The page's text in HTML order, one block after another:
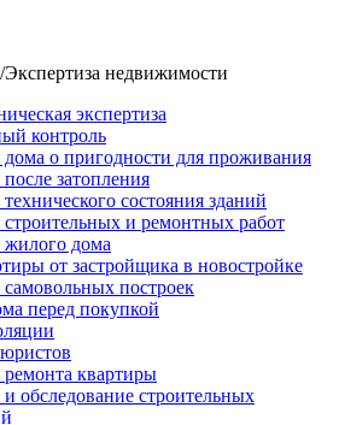
/Экспертиза недвижимости
экспертиза
контроль
дома о пригодности для проживания
затопления
состояния зданий
строительных и ремонтных работ
жилого дома
от застройщика в новостройке
самовольных построек
перед покупкой
ремонта квартиры
обследование строительных